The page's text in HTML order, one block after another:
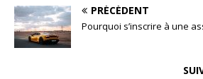
PRÉCÉDENT
Pourquoi s’inscrire à une